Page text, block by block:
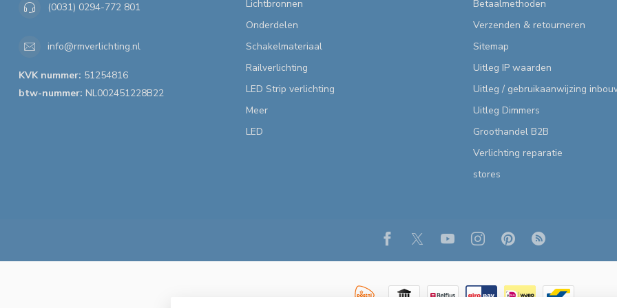
(0031) 0294-772 801
info@rmverlichting.nl
KVK nummer: 51254816
btw-nummer: NL002451228B22
Lichtbronnen
Onderdelen
Schakelmateriaal
Railverlichting
LED Strip verlichting
Meer
LED
Betaalmethoden
Verzenden & retourneren
Sitemap
Uitleg IP waarden
Uitleg / gebruikaanwijzing
Uitleg Dimmers
Groothandel B2B
Verlichting reparatie
stores